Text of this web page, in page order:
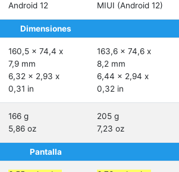
Android 12 MIUI (Android 12)
Dimensiones
160,5 x 74,4 x
7,9 mm
6,32 x 2,93 x
0,31 in
163,6 x 74,6 x
8,2 mm
6,44 x 2,94 x
0,32 in
166 g
5,86 oz
205 g
7,23 oz
Pantalla